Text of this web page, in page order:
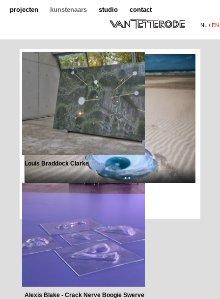
projecten kunstenaars studio contact
NL / EN
Louis Braddock Clarke
Alexis Blake - Crack Nerve Boogie Swerve